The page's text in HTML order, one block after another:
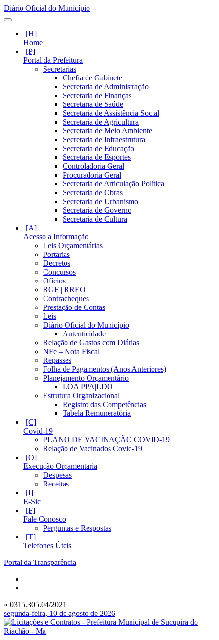
Diário Oficial do Município
Home
Portal da Prefeitura
Secretarias
Chefia de Gabinete
Secretaria de Administração
Secretaria de Finanças
Secretaria de Saúde
Secretaria de Assistência Social
Secretaria de Agricultura
Secretaria de Meio Ambiente
Secretaria de Infraestrutura
Secretaria de Educação
Secretaria de Esportes
Controladoria Geral
Procuradoria Geral
Secretaria de Articulação Política
Secretaria de Obras
Secretaria de Urbanismo
Secretaria de Governo
Secretaria de Cultura
Acesso a Informação
Leis Orçamentárias
Portarias
Decretos
Concursos
Ofícios
RGF | RREO
Contracheques
Prestação de Contas
Leis
Diário Oficial do Município
Autenticidade
Relação de Gastos com Diárias
NFe – Nota Fiscal
Repasses
Folha de Pagamentos (Anos Anteriores)
Planejamento Orçamentário
LOA|PPA|LDO
Estrutura Organizacional
Registro das Competências
Tabela Remuneratória
Covid-19
PLANO DE VACINAÇÃO COVID-19
Relação de Vacinados Covid-19
Execução Orçamentária
Despesas
Receitas
E-Sic
Fale Conosco
Perguntas e Respostas
Telefones Úteis
Portal da Transparência
» 0315.305.04/2021
segunda-feira, 10 de agosto de 2026